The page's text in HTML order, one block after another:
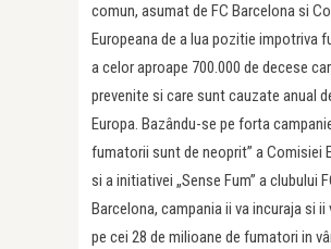
comun, asumat de FC Barcelona si
Europeana de a lua pozitie impotriva
a celor aproape 700.000 de decese
prevenite si care sunt cauzate anual
Europa. Bazându-se pe forta
fumatorii sunt de neoprit” a Comisiei
si a initiativei „Sense Fum” a clubului
Barcelona, campania ii va incuraja si ii
pe cei 28 de milioane de fumatori in